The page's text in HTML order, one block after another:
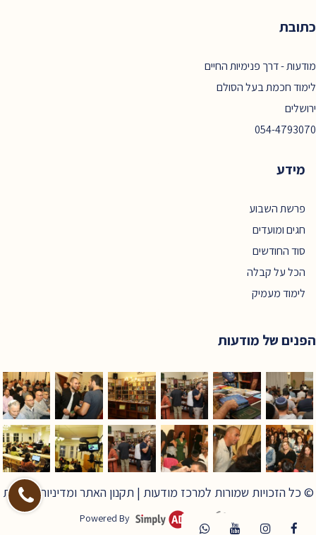
כתובת
מודעות - דרך פנימיות החיים
לימוד חכמת בעל הסולם
ירושלים
054-4793070
מידע
פרשת השבוע
חגים ומועדים
סוד החודשים
הכל על קבלה
לימוד מעמיק
הפנים של מודעות
© כל הזכויות שמורות למרכז מודעות | תקנון האתר ומדיניות פרטיות
Powered By